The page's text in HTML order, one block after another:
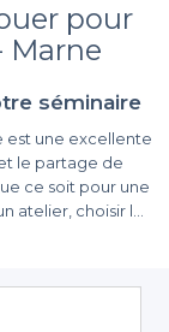
pour
Marne
séminaire
est une excellente
le partage de
ce soit pour une
atelier, choisir le
dans lequel se
il est crucial de
besoins.
une journée